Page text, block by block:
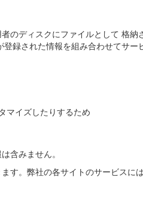
のディスクにファイルとして 格
録された情報を組み合わせてサ
マイズしたりするため
含みません。
す。弊社の各サイトのサービスに